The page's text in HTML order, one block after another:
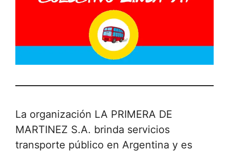
La organización LA PRIMERA DE
MARTINEZ S.A. brinda servicios
transporte público en Argentina y es